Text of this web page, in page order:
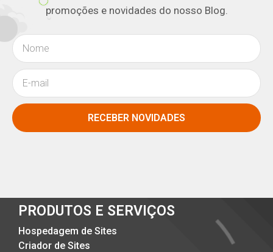
promoções e novidades do nosso Blog.
RECEBER NOVIDADES
PRODUTOS E SERVIÇOS
Hospedagem de Sites
Criador de Sites